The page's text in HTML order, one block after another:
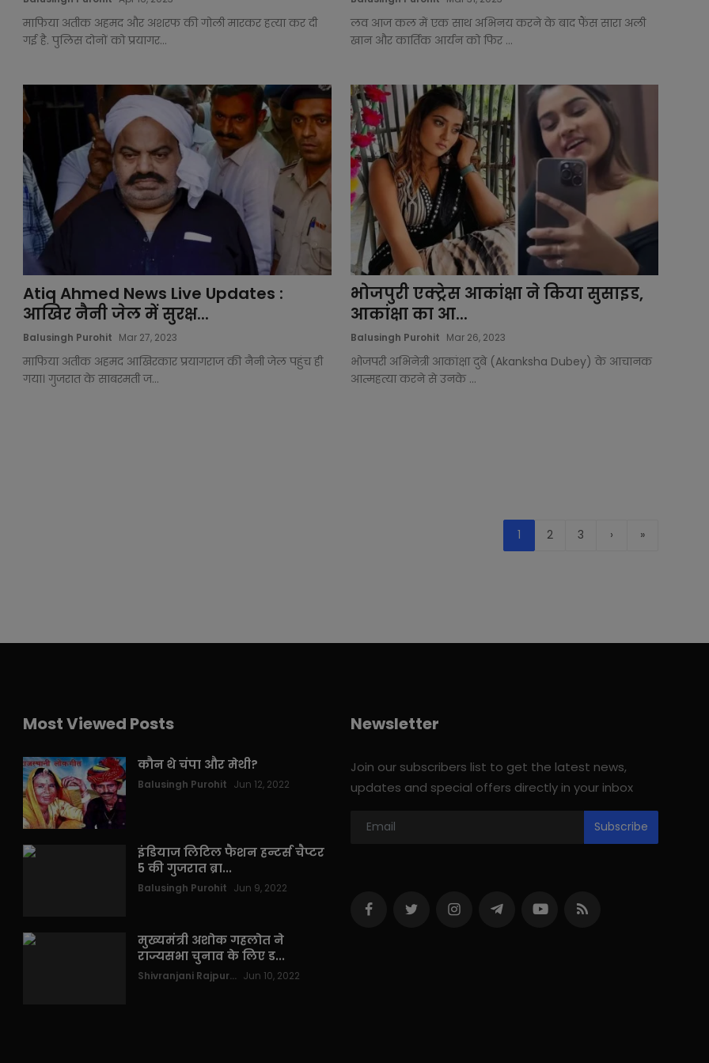
माफिया अतीक अहमद और अशरफ की गोली मारकर हत्या कर दी
गई है. पुलिस दोनों को प्रयागर...
लव आज कल में एक साथ अभिनय करने के बाद फैंस सारा अली
खान और कार्तिक आर्यन को फिर ...
Atiq Ahmed News Live Updates :
आखिर नैनी जेल में सुरक्ष...
Balusingh Purohit Mar 27, 2023
माफिया अतीक अहमद आखिरकार प्रयागराज की नैनी जेल पहुंच ही
गया। गुजरात के साबरमती ज...
भोजपुरी एक्ट्रेस आकांक्षा ने किया सुसाइड,
आकांक्षा का आ...
Balusingh Purohit Mar 26, 2023
भोजपरी अभिनेत्री आकांक्षा दुबे (Akanksha Dubey) के आचानक
आत्महत्या करने से उनके ...
1 2 3 › »
Most Viewed Posts
कौन थे चंपा और मेथी?
Balusingh Purohit Jun 12, 2022
इंडियाज लिटिल फैशन हन्टर्स चैप्टर
5 की गुजरात ब्रा...
Balusingh Purohit Jun 9, 2022
मुख्यमंत्री अशोक गहलोत ने
राज्यसभा चुनाव के लिए ड...
Shivranjani Rajpur... Jun 10, 2022
Newsletter
Join our subscribers list to get the latest news,
updates and special offers directly in your inbox
Subscribe